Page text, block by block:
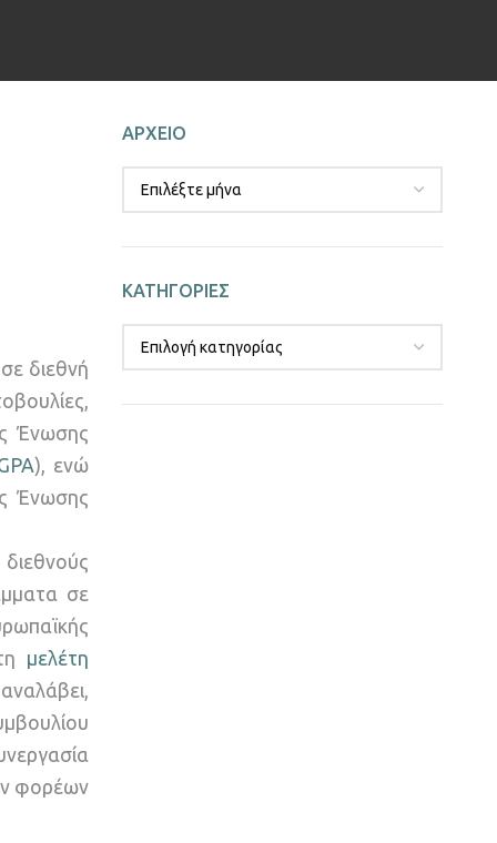
διεθνή
Ένωσης
), ενώ
Ένωσης
σε
μελέτη
φορέων
ΑΡΧΕΙΟ
ΚΑΤΗΓΟΡΙΕΣ